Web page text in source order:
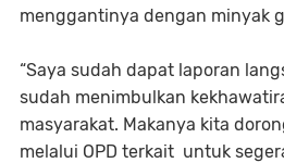
menggantinya dengan minyak
“Saya sudah dapat laporan
sudah menimbulkan
masyarakat. Makanya kita
melalui OPD terkait untuk